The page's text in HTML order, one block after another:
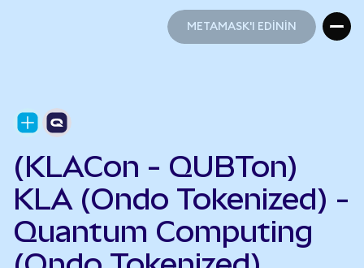
METAMASK'I EDİNİN
(KLACon - QUBTon)
KLA (Ondo Tokenized) -
Quantum Computing